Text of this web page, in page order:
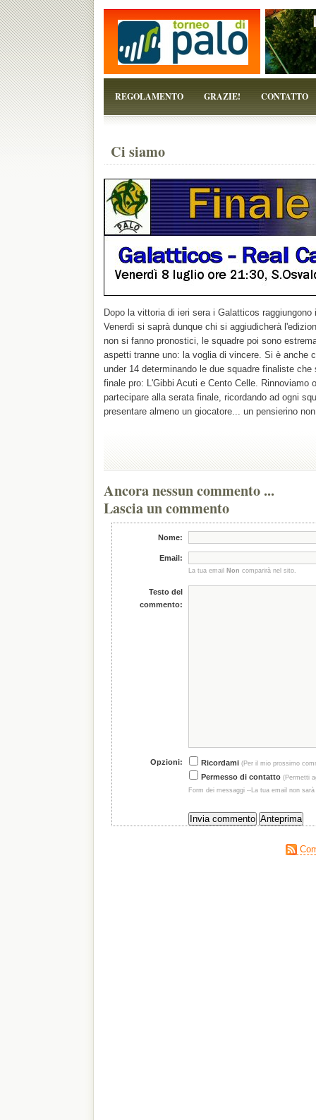
REGOLAMENTO GRAZIE! CONTATTO
Ci siamo
Dopo la vittoria di ieri sera i Galatticos
Venerdì si saprà dunque chi si aggiudicherà
non si fanno pronostici, le squadre poi sono
aspetti tranne uno: la voglia di vincere. Si è anche
under 14 determinando le due squadre finaliste
finale pro: L'Gibbi Acuti e Cento Celle. Rinnoviamo
partecipare alla serata finale, ricordando ad ogni
presentare almeno un giocatore... un pensierino
Ancora nessun commento ...
Lascia un commento
Nome:
Email:
La tua email Non comparirà nel sito.
Testo del
commento:
Opzioni: Ricordami (Per il mio prossimo
Permesso di contatto (Permetti
Form dei messaggi --La tua email non